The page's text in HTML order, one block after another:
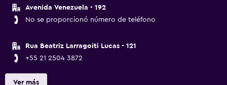
Avenida Venezuela - 192
No se proporcionó número de teléfono
Rua Beatriz Larragoiti Lucas - 121
+55 21 2504 3872
Ver más